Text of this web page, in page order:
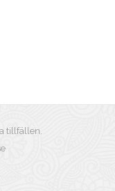
tillfällen.